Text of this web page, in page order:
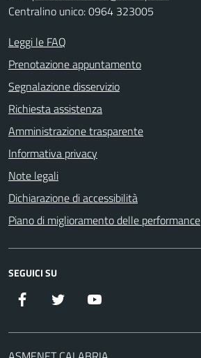
Centralino unico: 0964 323005
Leggi le FAQ
Prenotazione appuntamento
Segnalazione disservizio
Richiesta assistenza
Amministrazione trasparente
Informativa privacy
Note legali
Dichiarazione di accessibilità
Piano di miglioramento delle performance
SEGUICI SU
Facebook Twitter